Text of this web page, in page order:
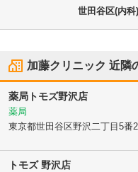
世田谷区(内
加藤クリニック 近隣
薬局トモズ野沢店
薬局
東京都世田谷区野沢二丁目5番
トモズ 野沢店